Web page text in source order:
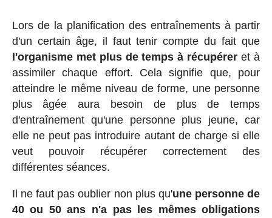
Lors de la planification des entraînements à partir
d'un certain âge, il faut tenir compte du fait que
l'organisme met plus de temps à récupérer et à
assimiler chaque effort. Cela signifie que, pour
atteindre le même niveau de forme, une personne
plus âgée aura besoin de plus de temps
d'entraînement qu'une personne plus jeune, car
elle ne peut pas introduire autant de charge si elle
veut pouvoir récupérer correctement des
différentes séances.
Il ne faut pas oublier non plus qu'une personne de
40 ou 50 ans n'a pas les mêmes obligations